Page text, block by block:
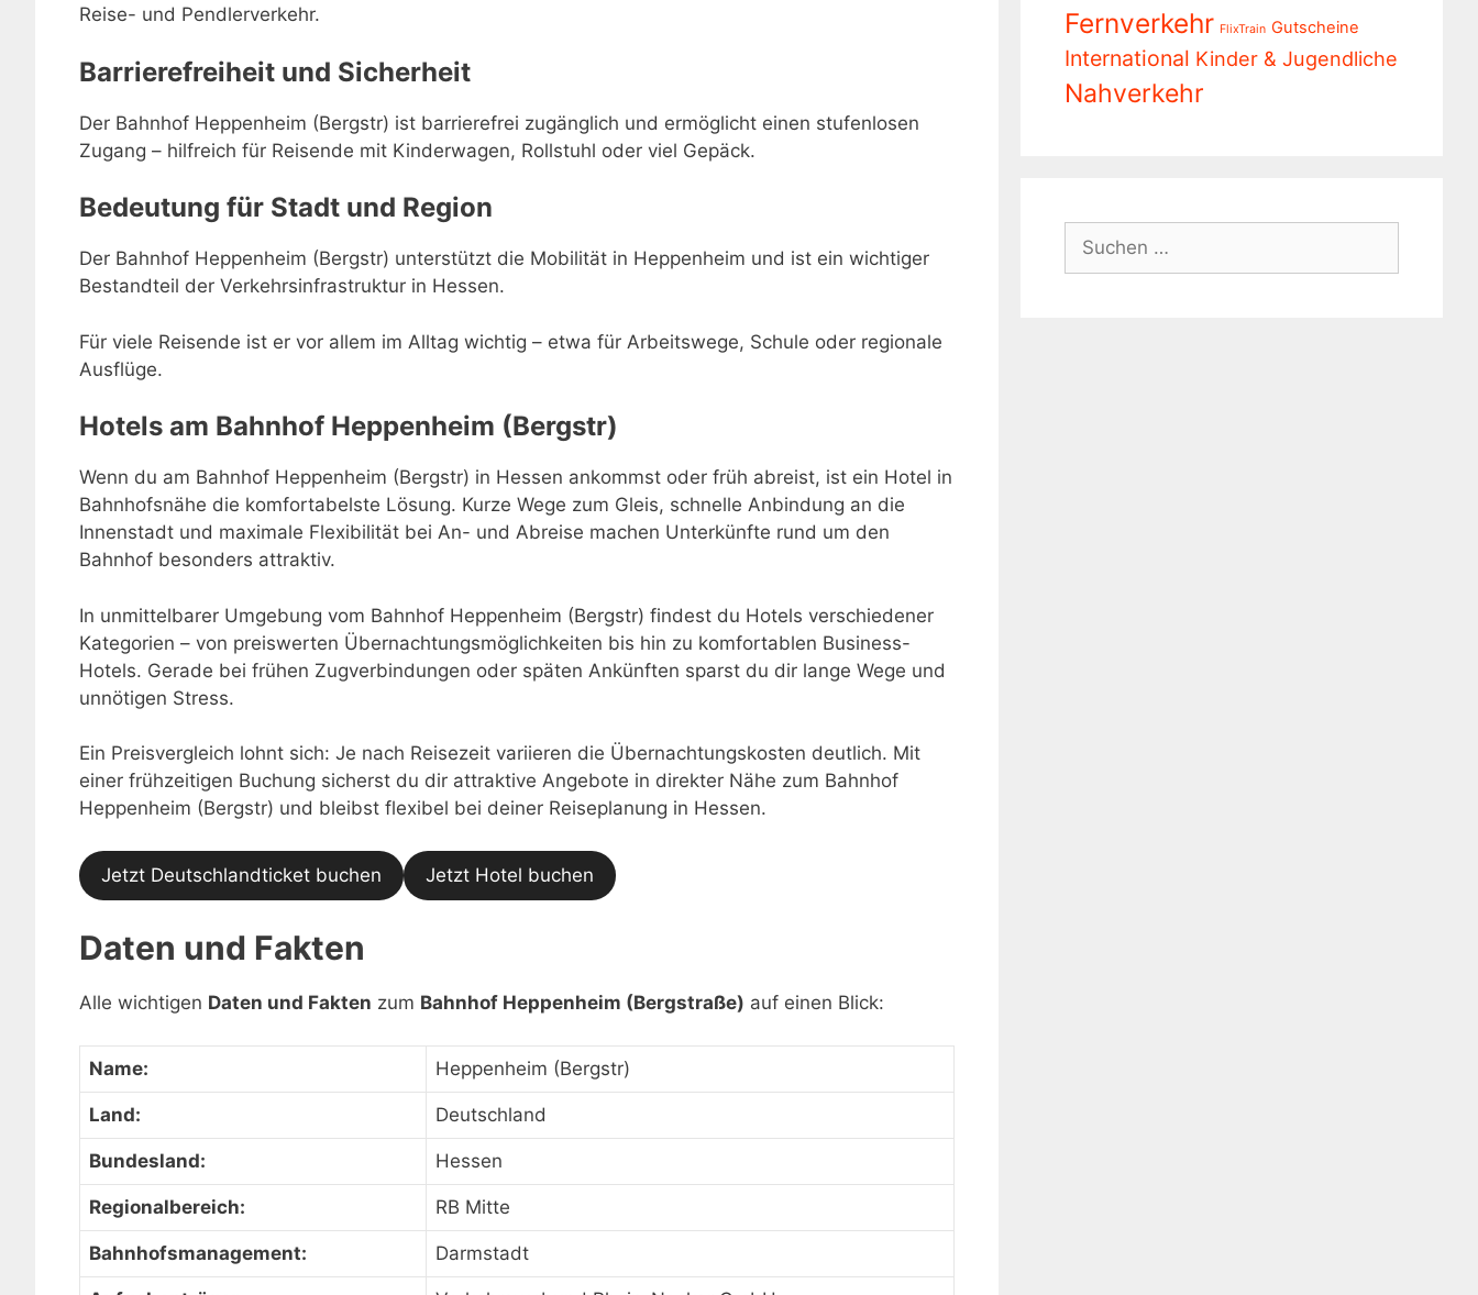
Reise- und Pendlerverkehr.
Barrierefreiheit und Sicherheit
Der Bahnhof Heppenheim (Bergstr) ist barrierefrei zugänglich und ermöglicht einen stufenlosen
Zugang – hilfreich für Reisende mit Kinderwagen, Rollstuhl oder viel Gepäck.
Bedeutung für Stadt und Region
Der Bahnhof Heppenheim (Bergstr) unterstützt die Mobilität in Heppenheim und ist ein wichtiger
Bestandteil der Verkehrsinfrastruktur in Hessen.
Für viele Reisende ist er vor allem im Alltag wichtig – etwa für Arbeitswege, Schule oder regionale
Ausflüge.
Hotels am Bahnhof Heppenheim (Bergstr)
Wenn du am Bahnhof Heppenheim (Bergstr) in Hessen ankommst oder früh abreist, ist ein Hotel in
Bahnhofsnähe die komfortabelste Lösung. Kurze Wege zum Gleis, schnelle Anbindung an die
Innenstadt und maximale Flexibilität bei An- und Abreise machen Unterkünfte rund um den
Bahnhof besonders attraktiv.
In unmittelbarer Umgebung vom Bahnhof Heppenheim (Bergstr) findest du Hotels verschiedener
Kategorien – von preiswerten Übernachtungsmöglichkeiten bis hin zu komfortablen Business-
Hotels. Gerade bei frühen Zugverbindungen oder späten Ankünften sparst du dir lange Wege und
unnötigen Stress.
Ein Preisvergleich lohnt sich: Je nach Reisezeit variieren die Übernachtungskosten deutlich. Mit
einer frühzeitigen Buchung sicherst du dir attraktive Angebote in direkter Nähe zum Bahnhof
Heppenheim (Bergstr) und bleibst flexibel bei deiner Reiseplanung in Hessen.
Jetzt Deutschlandticket buchen Jetzt Hotel buchen
Daten und Fakten
Alle wichtigen Daten und Fakten zum Bahnhof Heppenheim (Bergstraße) auf einen Blick:
Name: Heppenheim (Bergstr)
Land: Deutschland
Bundesland: Hessen
Regionalbereich: RB Mitte
Bahnhofsmanagement: Darmstadt
Fernverkehr FlixTrain Gutscheine
International Kinder & Jugendliche
Nahverkehr
nach: